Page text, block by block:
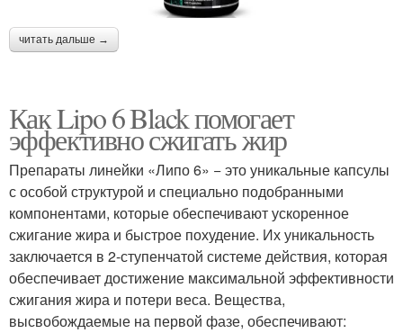
читать дальше →
Как Lipo 6 Black помогает
эффективно сжигать жир
Препараты линейки «Липо 6» − это уникальные капсулы
с особой структурой и специально подобранными
компонентами, которые обеспечивают ускоренное
сжигание жира и быстрое похудение. Их уникальность
заключается в 2-ступенчатой системе действия, которая
обеспечивает достижение максимальной эффективности
сжигания жира и потери веса. Вещества,
высвобождаемые на первой фазе, обеспечивают: